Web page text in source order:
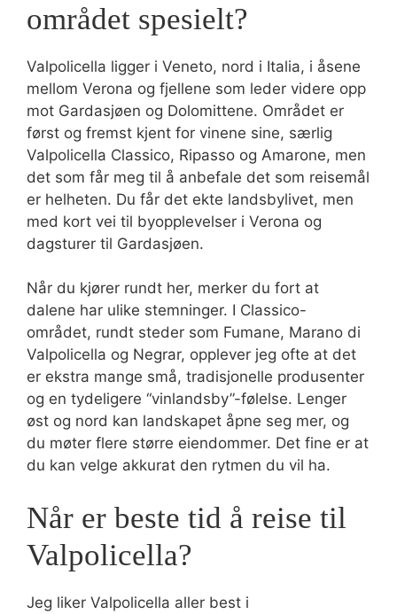
området spesielt?
Valpolicella ligger i Veneto, nord i Italia, i åsene
mellom Verona og fjellene som leder videre opp
mot Gardasjøen og Dolomittene. Området er
først og fremst kjent for vinene sine, særlig
Valpolicella Classico, Ripasso og Amarone, men
det som får meg til å anbefale det som reisemål
er helheten. Du får det ekte landsbylivet, men
med kort vei til byopplevelser i Verona og
dagsturer til Gardasjøen.
Når du kjører rundt her, merker du fort at
dalene har ulike stemninger. I Classico-
området, rundt steder som Fumane, Marano di
Valpolicella og Negrar, opplever jeg ofte at det
er ekstra mange små, tradisjonelle produsenter
og en tydeligere “vinlandsby”-følelse. Lenger
øst og nord kan landskapet åpne seg mer, og
du møter flere større eiendommer. Det fine er at
du kan velge akkurat den rytmen du vil ha.
Når er beste tid å reise til
Valpolicella?
Jeg liker Valpolicella aller best i